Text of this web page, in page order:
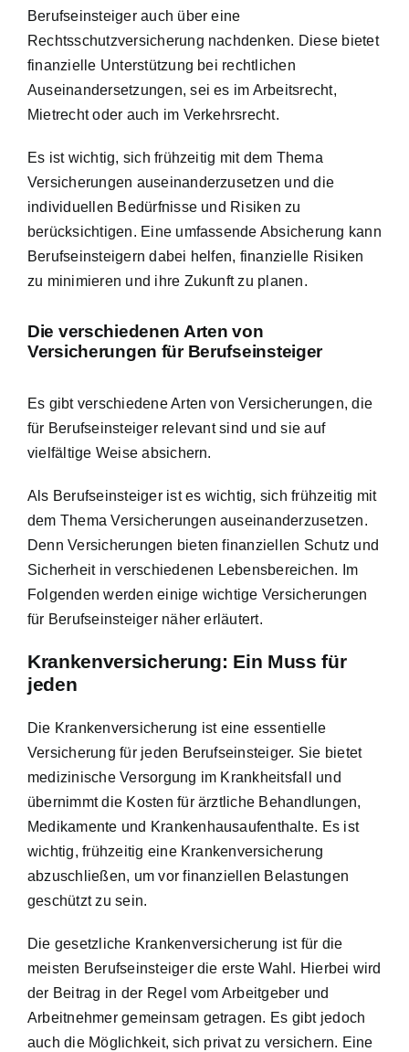
Berufseinsteiger auch über eine
Rechtsschutzversicherung nachdenken. Diese bietet
finanzielle Unterstützung bei rechtlichen
Auseinandersetzungen, sei es im Arbeitsrecht,
Mietrecht oder auch im Verkehrsrecht.
Es ist wichtig, sich frühzeitig mit dem Thema
Versicherungen auseinanderzusetzen und die
individuellen Bedürfnisse und Risiken zu
berücksichtigen. Eine umfassende Absicherung kann
Berufseinsteigern dabei helfen, finanzielle Risiken
zu minimieren und ihre Zukunft zu planen.
Die verschiedenen Arten von
Versicherungen für Berufseinsteiger
Es gibt verschiedene Arten von Versicherungen, die
für Berufseinsteiger relevant sind und sie auf
vielfältige Weise absichern.
Als Berufseinsteiger ist es wichtig, sich frühzeitig mit
dem Thema Versicherungen auseinanderzusetzen.
DennVersicherungen bieten finanziellen Schutz und
Sicherheit in verschiedenen Lebensbereichen. Im
Folgenden werden einige wichtige Versicherungen
für Berufseinsteiger näher erläutert.
Krankenversicherung: Ein Muss für
jeden
Die Krankenversicherung ist eine essentielle
Versicherung für jeden Berufseinsteiger. Sie bietet
medizinische Versorgung im Krankheitsfall und
übernimmt die Kosten für ärztliche Behandlungen,
Medikamente und Krankenhausaufenthalte. Es ist
wichtig, frühzeitig eine Krankenversicherung
abzuschließen, um vor finanziellen Belastungen
geschützt zu sein.
Die gesetzliche Krankenversicherung ist für die
meisten Berufseinsteiger die erste Wahl. Hierbei wird
der Beitrag in der Regel vom Arbeitgeber und
Arbeitnehmer gemeinsam getragen. Es gibt jedoch
auch die Möglichkeit, sich privat zu versichern. Eine